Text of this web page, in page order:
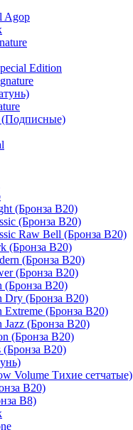
Agop
Edition
(Подписные)
(Бронза B20)
(Бронза B20)
Raw Bell (Бронза B20)
(Бронза B20)
(Бронза B20)
(Бронза B20)
(Бронза B20)
Dry (Бронза B20)
(Бронза B20)
(Бронза B20)
(Бронза B20)
(Бронза B20)
Volume Тихие сетчатые)
B20)
B8)